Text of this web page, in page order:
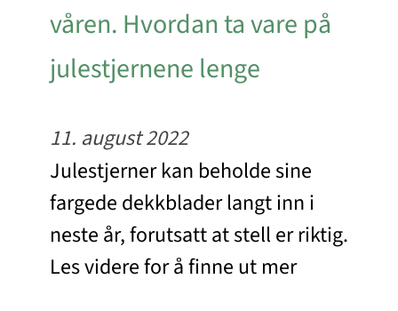
våren. Hvordan ta vare på
julestjernene lenge
11. august 2022
Julestjerner kan beholde sine
fargede dekkblader langt inn i
neste år, forutsatt at stell er riktig.
Les videre for å finne ut mer